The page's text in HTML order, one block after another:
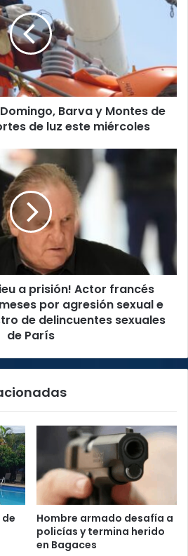
Barva y Montes de
de luz este miércoles
a prisión! Actor francés
por agresión sexual e
de delincuentes sexuales
de París
Hombre armado desafía a
policías y termina herido
en Bagaces